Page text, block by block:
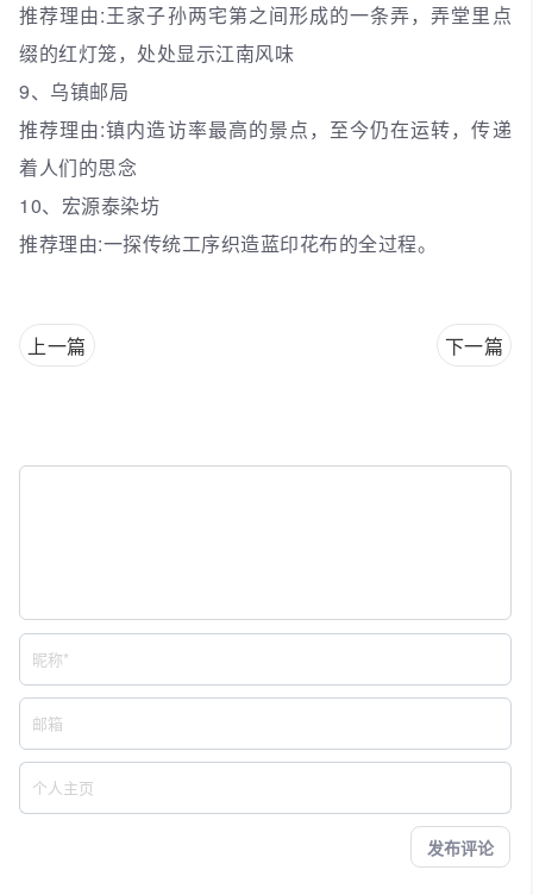
推荐理由:王家子孙两宅第之间形成的一条弄，弄堂里点
缀的红灯笼，处处显示江南风味
9、乌镇邮局
推荐理由:镇内造访率最高的景点，至今仍在运转，传递
着人们的思念
10、宏源泰染坊
推荐理由:一探传统工序织造蓝印花布的全过程。
上一篇 下一篇